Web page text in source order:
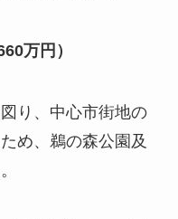
万円）
り、中心市街地の
め、鵜の森公園及